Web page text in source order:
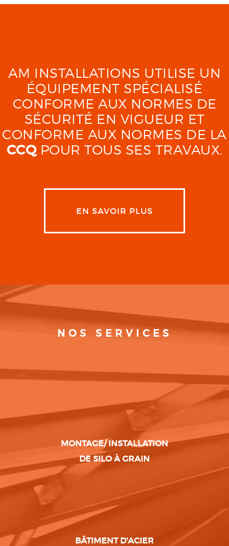
AM INSTALLATIONS UTILISE UN
ÉQUIPEMENT SPÉCIALISÉ
CONFORME AUX NORMES DE
SÉCURITÉ EN VIGUEUR ET
CONFORME AUX NORMES DE LA
CCQPOUR TOUS SES TRAVAUX.
EN SAVOIR PLUS
NOS SERVICES
MONTAGE/ INSTALLATION
DE SILO À GRAIN
BÂTIMENT D'ACIER